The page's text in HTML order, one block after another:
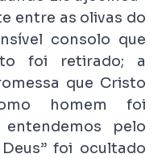
entre as olivas do
consolo que
foi retirado; a
que Cristo
homem foi
pelo
foi ocultado